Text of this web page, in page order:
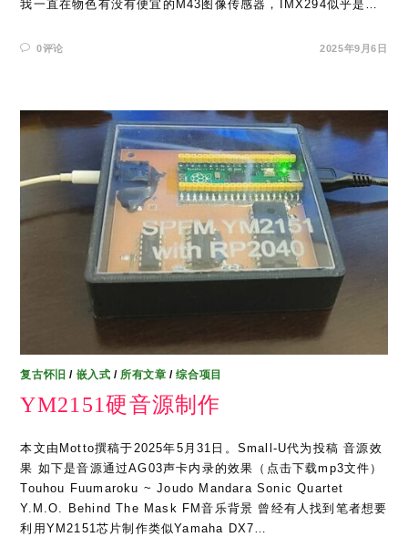
我一直在物色有没有便宜的M43图像传感器，IMX294似乎是…
0评论 2025年9月6日
复古怀旧 / 嵌入式 / 所有文章 /综合项目
YM2151硬音源制作
本文由Motto撰稿于2025年5月31日。Small-U代为投稿 音源效
果 如下是音源通过AG03声卡内录的效果（点击下载mp3文件）
Touhou Fuumaroku ~ Joudo Mandara Sonic Quartet
Y.M.O. Behind The Mask FM音乐背景 曾经有人找到笔者想要
利用YM2151芯片制作类似Yamaha DX7…